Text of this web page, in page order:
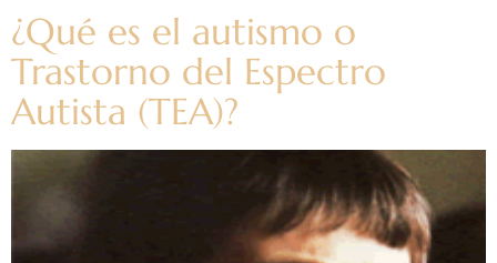
¿Qué es el autismo o
Trastorno del Espectro
Autista (TEA)?